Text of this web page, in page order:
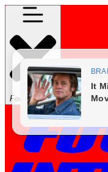
Fechar Menu